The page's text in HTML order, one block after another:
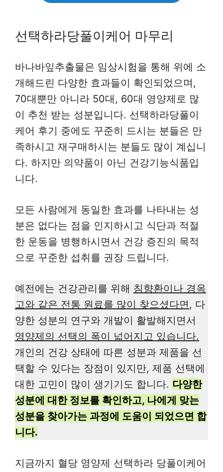
선택하라당풀이케어 마무리
바나바잎추출물은 임상시험을 통해 위에 소
개해드린 다양한 효과들이 확인되었으며,
70대뿐만 아니라 50대, 60대 영양제로 많
이 추천 받는 성분입니다. 선택하라당풀이
케어 후기 중에도 꾸준히 드시는 분들은 만
족하시고 재구매하시는 분들도 많이 계십니
다. 하지만 의약품이 아닌 건강기능식품입
니다.
모든 사람에게 동일한 효과를 나타내는 성
분은 없다는 점을 인지하시고 식단과 적절
한 운동을 병행하시면서 건강 증진의 목적
으로 꾸준한 섭취를 권장 드립니다.
예전에는 건강관리를 위해 침향환이나 경옥
고와 같은 전통 원료를 많이 찾으셨다면 , 다
양한 성분의 연구와 개발이 활발해지면서
영양제의 선택의 폭이 넓어지고 있습니다.
개인의 건강 상태에 따른 성분과 제품을 선
택할 수 있다는 장점이 있지만, 제품 선택에
대한 고민이 많이 생기기도 합니다. 다양한
성분에 대한 정보를 확인하고, 나에게 맞는
성분을 찾아가는 과정에 도움이 되었으면 합
니다.
지금까지 혈당 영양제 선택하라 당풀이케어